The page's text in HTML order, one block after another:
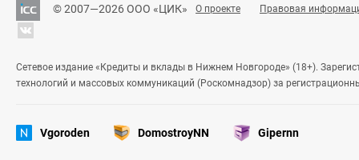
© 2007—2026 ООО «ЦИК» О проекте Правовая
Сетевое издание «Кредиты и вклады в Нижнем Новгороде» (18+).
технологий и массовых коммуникаций (Роскомнадзор) за
Vgoroden DomostroyNN Gipernn